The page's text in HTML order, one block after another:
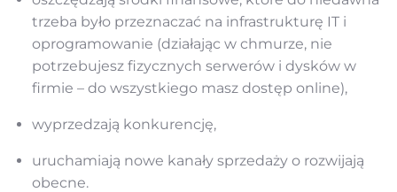
trzeba było przeznaczać na infrastrukturę IT i
oprogramowanie (działając w chmurze, nie
potrzebujesz fizycznych serwerów i dysków w
firmie – do wszystkiego masz dostęp online),
wyprzedzają konkurencję,
uruchamiają nowe kanały sprzedaży o rozwijają
obecne.